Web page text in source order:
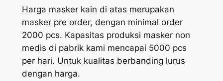
Harga masker kain di atas merupakan
masker pre order, dengan minimal order
2000 pcs. Kapasitas produksi masker non
medis di pabrik kami mencapai 5000 pcs
per hari. Untuk kualitas berbanding lurus
dengan harga.